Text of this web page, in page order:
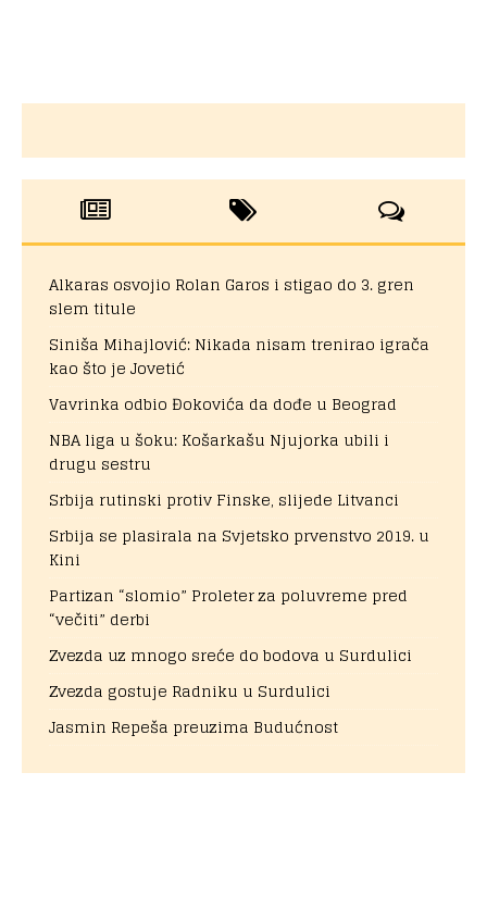
Alkaras osvojio Rolan Garos i stigao do 3. gren
slem titule
Siniša Mihajlović: Nikada nisam trenirao igrača
kao što je Jovetić
Vavrinka odbio Đokovića da dođe u Beograd
NBA liga u šoku: Košarkašu Njujorka ubili i
drugu sestru
Srbija rutinski protiv Finske, slijede Litvanci
Srbija se plasirala na Svjetsko prvenstvo 2019. u
Kini
Partizan “slomio” Proleter za poluvreme pred
“večiti” derbi
Zvezda uz mnogo sreće do bodova u Surdulici
Zvezda gostuje Radniku u Surdulici
Jasmin Repeša preuzima Budućnost